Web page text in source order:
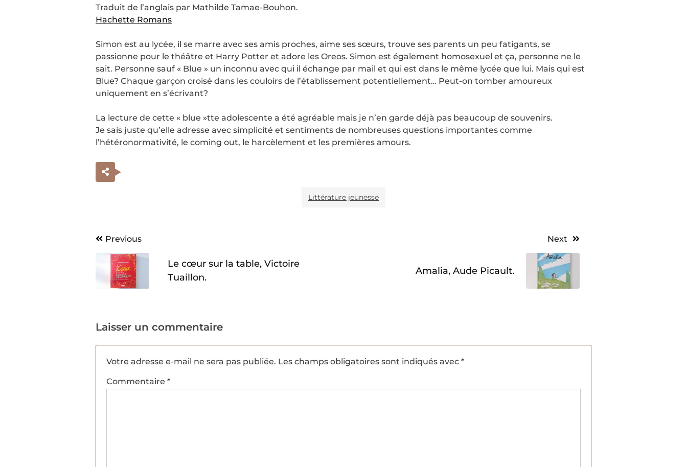
Traduit de l’anglais par Mathilde Tamae-Bouhon.
Hachette Romans
Simon est au lycée, il se marre avec ses amis proches, aime ses sœurs, trouve ses parents un peu fatigants, se
passionne pour le théâtre et Harry Potter et adore les Oreos. Simon est également homosexuel et ça, personne ne le
sait. Personne sauf « Blue » un inconnu avec qui il échange par mail et qui est dans le même lycée que lui. Mais qui est
Blue? Chaque garçon croisé dans les couloirs de l’établissement potentiellement… Peut-on tomber amoureux
uniquement en s’écrivant?
La lecture de cette « blue »tte adolescente a été agréable mais je n’en garde déjà pas beaucoup de souvenirs.
Je sais juste qu’elle adresse avec simplicité et sentiments de nombreuses questions importantes comme
l’hétéronormativité, le coming out, le harcèlement et les premières amours.
Littérature jeunesse
Navigation
de
l’article
Previous
Le cœur sur la table, Victoire
Tuaillon.
Next
Amalia, Aude Picault.
Laisser un commentaire
Votre adresse e-mail ne sera pas publiée. Les champs obligatoires sont indiqués avec *
Commentaire *